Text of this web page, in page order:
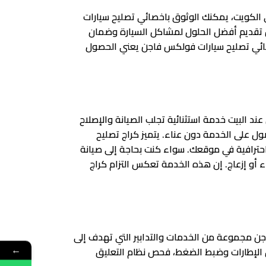
يمكنك الوثوق باخصائي تصليح سيارات
تقديم أفضل الحلول لمشاكل السيارة وضمان
تصليح سيارات فولكس فاجن يعني الحصول
خدمة استثنائية تجلب الصيانة والإصلاح
على الخدمة دون عناء. يتميز كراج تصليح
في موقعك. سواء كنت بحاجة إلى صيانة
أو إزعاج. إن هذه الخدمة تعكس التزام كراج
مجموعة من الخدمات والتدابير التي تهدف إلى
الإطارات وضبط الضغط، فحص نظام التعليق
←